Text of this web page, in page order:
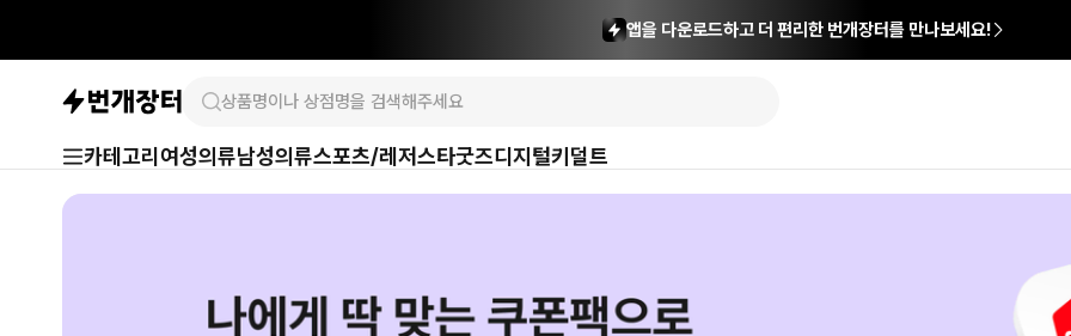
앱을 다운로드하고 더 편리한 번개장터를 만나보세요!
카테고리 여성의류남성의류스포츠/레저스타굿즈디지털키덜트